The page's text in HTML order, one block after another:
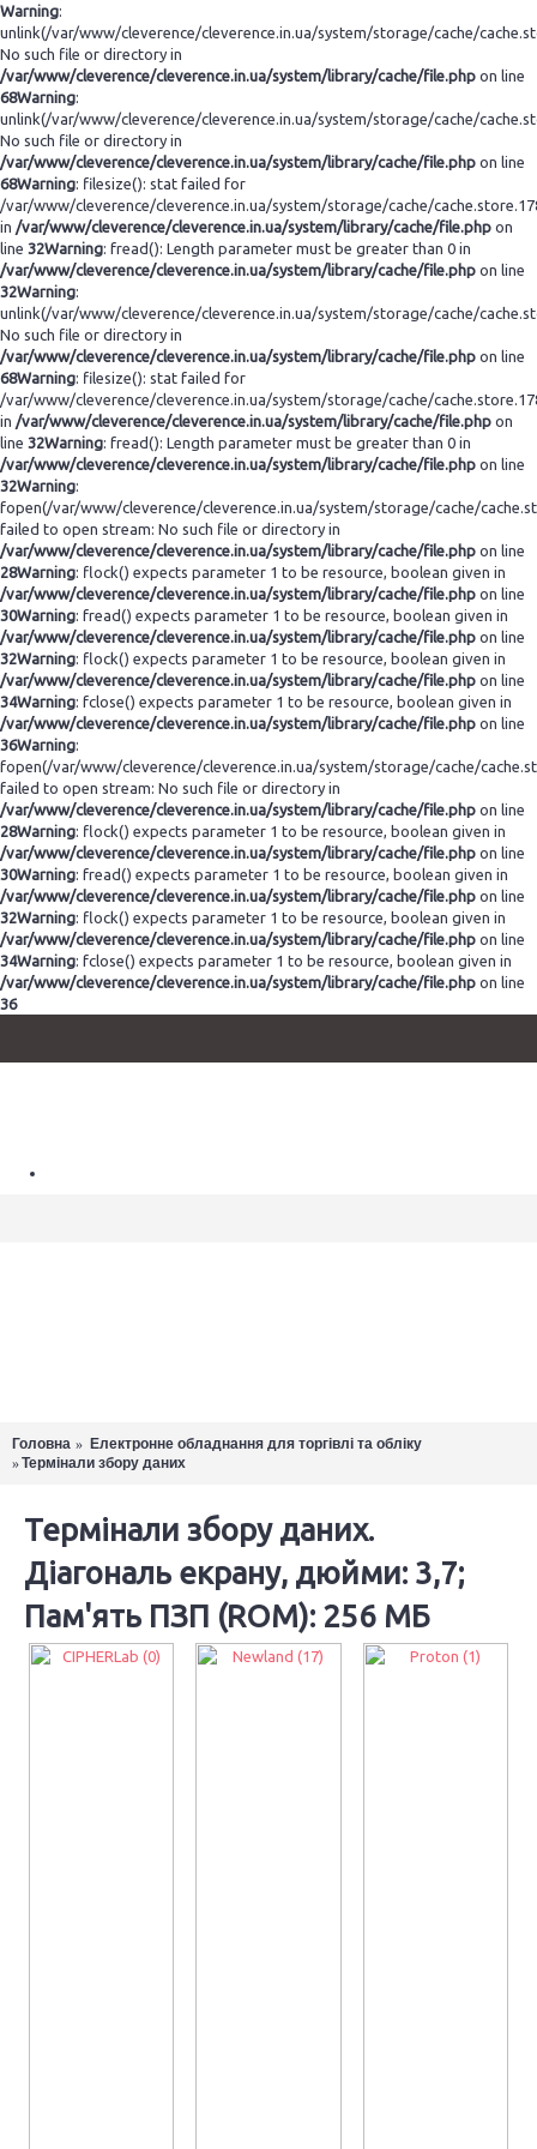
Warning:
unlink(/var/www/cleverence/cleverence.in.ua/system/storage/cache/
No such file or directory in
/var/www/cleverence/cleverence.in.ua/system/library/cache/file.php on line
68Warning:
unlink(/var/www/cleverence/cleverence.in.ua/system/storage/cache/
No such file or directory in
/var/www/cleverence/cleverence.in.ua/system/library/cache/file.php on line
68Warning: filesize(): stat failed for
/var/www/cleverence/cleverence.in.ua/system/storage/cache/
in /var/www/cleverence/cleverence.in.ua/system/library/cache/file.php on
line 32Warning: fread(): Length parameter must be greater than 0 in
/var/www/cleverence/cleverence.in.ua/system/library/cache/file.php on line
32Warning:
unlink(/var/www/cleverence/cleverence.in.ua/system/storage/cache/
No such file or directory in
/var/www/cleverence/cleverence.in.ua/system/library/cache/file.php on line
68Warning: filesize(): stat failed for
/var/www/cleverence/cleverence.in.ua/system/storage/cache/
in /var/www/cleverence/cleverence.in.ua/system/library/cache/file.php on
line 32Warning: fread(): Length parameter must be greater than 0 in
/var/www/cleverence/cleverence.in.ua/system/library/cache/file.php on line
32Warning:
fopen(/var/www/cleverence/cleverence.in.ua/system/storage/cache/
failed to open stream: No such file or directory in
/var/www/cleverence/cleverence.in.ua/system/library/cache/file.php on line
28Warning: flock() expects parameter 1 to be resource, boolean given in
/var/www/cleverence/cleverence.in.ua/system/library/cache/file.php on line
30Warning: fread() expects parameter 1 to be resource, boolean given in
/var/www/cleverence/cleverence.in.ua/system/library/cache/file.php on line
32Warning: flock() expects parameter 1 to be resource, boolean given in
/var/www/cleverence/cleverence.in.ua/system/library/cache/file.php on line
34Warning: fclose() expects parameter 1 to be resource, boolean given in
/var/www/cleverence/cleverence.in.ua/system/library/cache/file.php on line
36Warning:
fopen(/var/www/cleverence/cleverence.in.ua/system/storage/cache/
failed to open stream: No such file or directory in
/var/www/cleverence/cleverence.in.ua/system/library/cache/file.php on line
28Warning: flock() expects parameter 1 to be resource, boolean given in
/var/www/cleverence/cleverence.in.ua/system/library/cache/file.php on line
30Warning: fread() expects parameter 1 to be resource, boolean given in
/var/www/cleverence/cleverence.in.ua/system/library/cache/file.php on line
32Warning: flock() expects parameter 1 to be resource, boolean given in
/var/www/cleverence/cleverence.in.ua/system/library/cache/file.php on line
34Warning: fclose() expects parameter 1 to be resource, boolean given in
/var/www/cleverence/cleverence.in.ua/system/library/cache/file.php on line
36
В кошику немає товарів :(
Головна
Електронне обладнання для торгівлі та обліку
Термінали збору даних
Термінали збору даних.
Діагональ екрану, дюйми: 3,7;
Пам'ять ПЗП (ROM): 256 МБ